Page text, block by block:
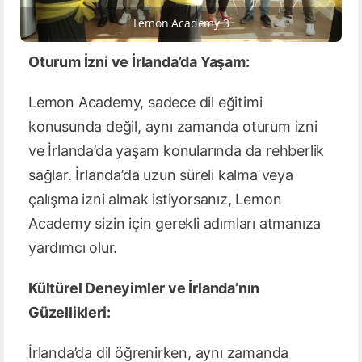
Lemon Academy 3
Oturum İzni ve İrlanda’da Yaşam:
Lemon Academy, sadece dil eğitimi
konusunda değil, aynı zamanda oturum izni
ve İrlanda’da yaşam konularında da rehberlik
sağlar. İrlanda’da uzun süreli kalma veya
çalışma izni almak istiyorsanız, Lemon
Academy sizin için gerekli adımları atmanıza
yardımcı olur.
Kültürel Deneyimler ve İrlanda’nın
Güzellikleri:
İrlanda’da dil öğrenirken, aynı zamanda